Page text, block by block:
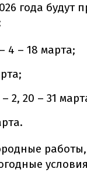
года будут
– 4 – 18 марта;
– 2, 20 – 31